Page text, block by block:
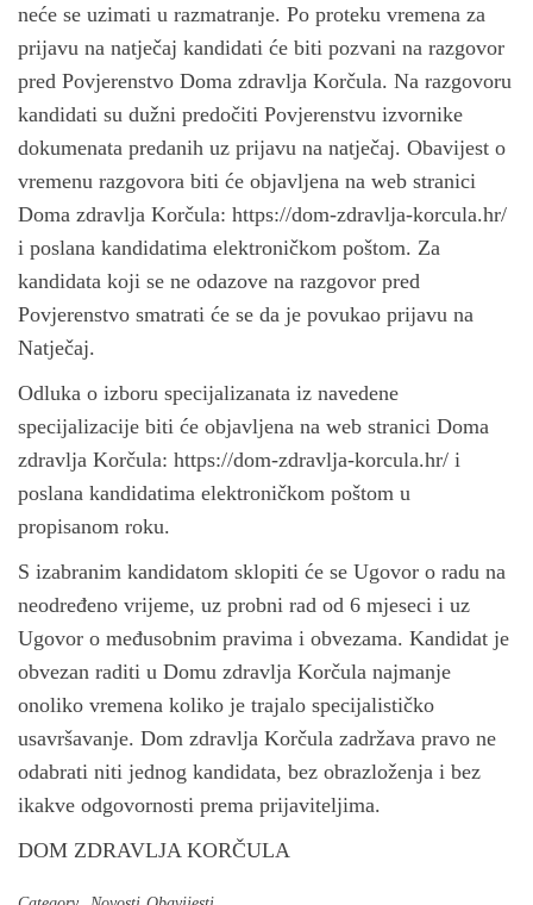
neće se uzimati u razmatranje. Po proteku vremena za
prijavu na natječaj kandidati će biti pozvani na razgovor
pred Povjerenstvo Doma zdravlja Korčula. Na razgovoru
kandidati su dužni predočiti Povjerenstvu izvornike
dokumenata predanih uz prijavu na natječaj. Obavijest o
vremenu razgovora biti će objavljena na web stranici
Doma zdravlja Korčula: https://dom-zdravlja-korcula.hr/
i poslana kandidatima elektroničkom poštom. Za
kandidata koji se ne odazove na razgovor pred
Povjerenstvo smatrati će se da je povukao prijavu na
Natječaj.
Odluka o izboru specijalizanata iz navedene
specijalizacije biti će objavljena na web stranici Doma
zdravlja Korčula: https://dom-zdravlja-korcula.hr/ i
poslana kandidatima elektroničkom poštom u
propisanom roku.
S izabranim kandidatom sklopiti će se Ugovor o radu na
neodređeno vrijeme, uz probni rad od 6 mjeseci i uz
Ugovor o međusobnim pravima i obvezama. Kandidat je
obvezan raditi u Domu zdravlja Korčula najmanje
onoliko vremena koliko je trajalo specijalističko
usavršavanje. Dom zdravlja Korčula zadržava pravo ne
odabrati niti jednog kandidata, bez obrazloženja i bez
ikakve odgovornosti prema prijaviteljima.
DOM ZDRAVLJA KORČULA